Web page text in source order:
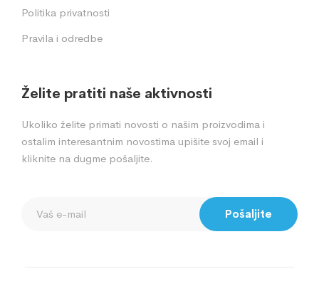
Politika privatnosti
Pravila i odredbe
Želite pratiti naše aktivnosti
Ukoliko želite primati novosti o našim proizvodima i
ostalim interesantnim novostima upišite svoj email i
kliknite na dugme pošaljite.
Pošaljite